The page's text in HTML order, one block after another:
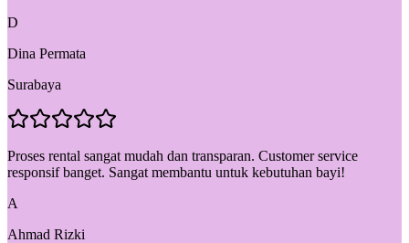
D
Dina Permata
Surabaya
Proses rental sangat mudah dan transparan. Customer service
responsif banget. Sangat membantu untuk kebutuhan bayi!
A
Ahmad Rizki